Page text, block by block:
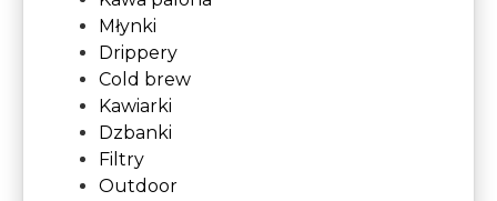
Młynki
Drippery
Cold brew
Kawiarki
Dzbanki
Filtry
Outdoor